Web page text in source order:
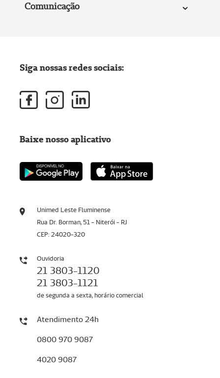
Comunicação
Unimed Leste Fluminense
Rua Dr. Borman, 51 - Niterói - RJ
CEP: 24020-320
Ouvidoria
21 3803-1120
21 3803-1121
de segunda a sexta, horário comercial
Atendimento 24h
0800 970 9087
4020 9087
Siga nossas redes sociais:
Baixe nosso aplicativo